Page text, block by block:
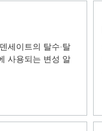
세이트의 탈수·탈
사용되는 변성 알